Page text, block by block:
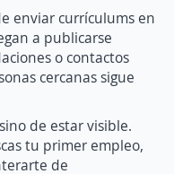
enviar currículums en
a publicarse
o contactos
cercanas sigue
de estar visible.
tu primer empleo,
de